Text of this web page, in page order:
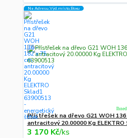
Na Adresu,Výd.místo,Boxu
Přístřešek na dřevo G21 WOH 136
antracitový 20.00000 Kg
3 170 Kč/ks